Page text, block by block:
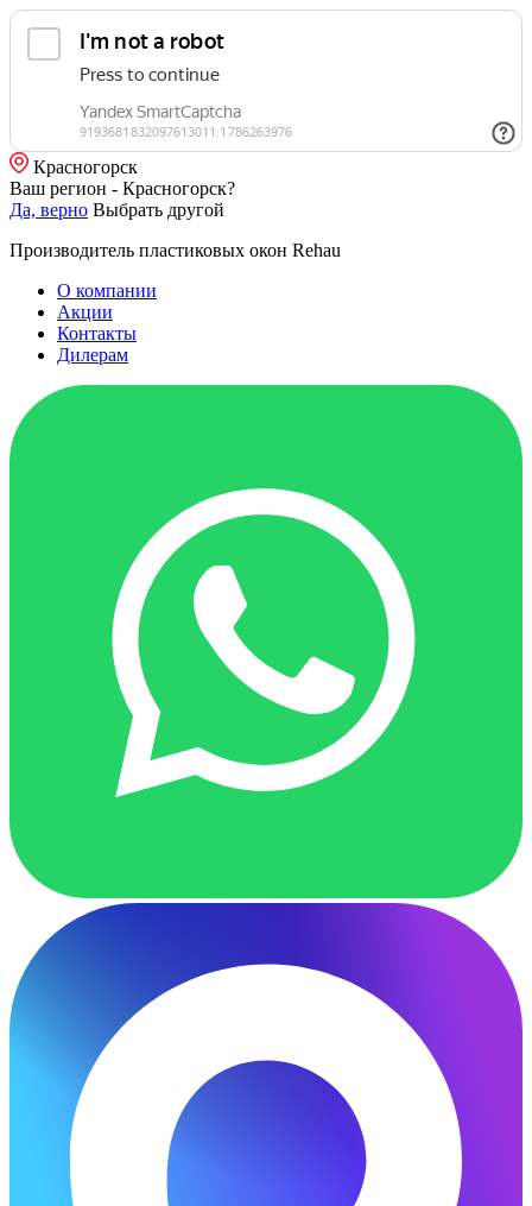
Красногорск
Ваш регион - Красногорск?
Да, верно Выбрать другой
Производитель пластиковых окон Rehau
О компании
Акции
Контакты
Дилерам